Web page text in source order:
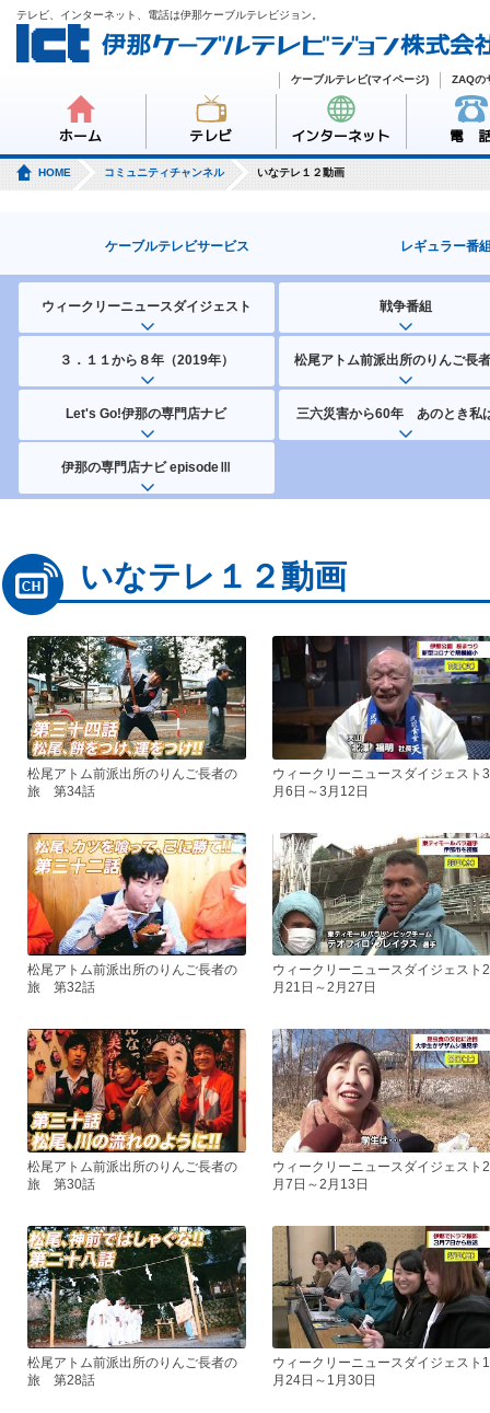
テレビ、インターネット、電話は伊那ケーブルテレビジョン。
ホーム テレビ インターネット 電
ZAQの
ケーブルテレビ(マイページ)
HOME コミュニティチャンネル いなテレ１２動画
ケーブルテレビサービス レギュラー番
ウィークリーニュースダイジェスト 戦争番組
３．１１から８年（2019年） 松尾アトム前派出所のりんご長
Let's Go!伊那の専門店ナビ 三六災害から60年 あのとき私
伊那の専門店ナビ episodeⅢ
いなテレ１２動画
松尾アトム前派出所のりんご長者の
旅 第34話
ウィークリーニュースダイジェスト3
月6日～3月12日
松尾アトム前派出所のりんご長者の
旅 第32話
ウィークリーニュースダイジェスト2
月21日～2月27日
松尾アトム前派出所のりんご長者の
旅 第30話
ウィークリーニュースダイジェスト2
月7日～2月13日
松尾アトム前派出所のりんご長者の
旅 第28話
ウィークリーニュースダイジェスト1
月24日～1月30日